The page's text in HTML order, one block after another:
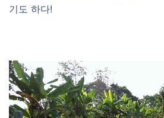
기도 하다!